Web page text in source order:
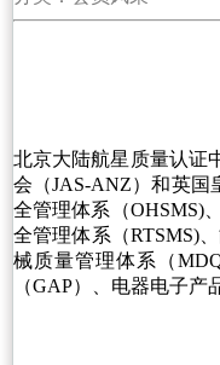
北京大陆航星质量认证
会（JAS-ANZ）和英国
全管理体系（OHSMS)
全管理体系（RTSMS)
械质量管理体系（
（GAP）、电器电子